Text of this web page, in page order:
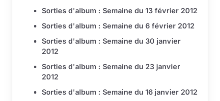
Sorties d'album : Semaine du 13 février 2012
Sorties d'album : Semaine du 6 février 2012
Sorties d'album : Semaine du 30 janvier
2012
Sorties d'album : Semaine du 23 janvier
2012
Sorties d'album : Semaine du 16 janvier 2012